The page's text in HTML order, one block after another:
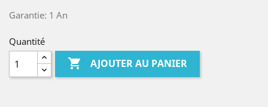
Garantie: 1 An
Quantité
 AJOUTER AU PANIER